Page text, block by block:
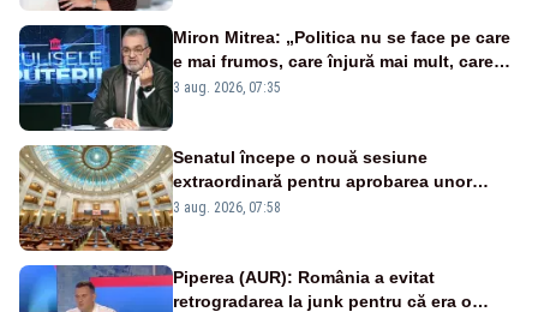
Miron Mitrea: „Politica nu se face pe care
e mai frumos, care înjură mai mult, care
țipă mai tare, ci pe proiecte”
3 aug. 2026, 07:35
Senatul începe o nouă sesiune
extraordinară pentru aprobarea unor
jaloane din PNRR
3 aug. 2026, 07:58
Piperea (AUR): România a evitat
retrogradarea la junk pentru că era o